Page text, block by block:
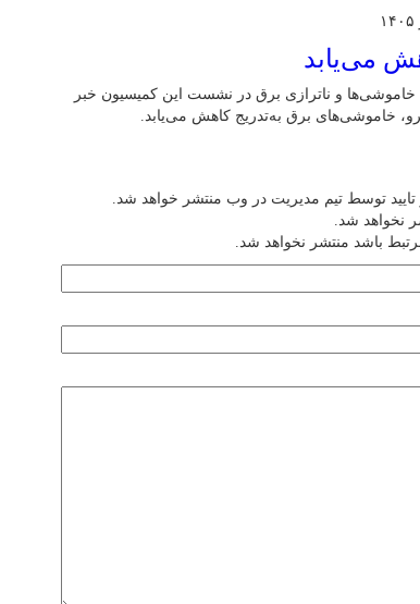
می‌یابد
وضعیت خاموشی‌ها و ناترازی برق در نشست این کمیسیون خبر
خاموشی‌های برق به‌تدریج کاهش می‌یابد.
توسط تیم مدیریت در وب منتشر خواهد شد.
نخواهد شد.
باشد منتشر نخواهد شد.